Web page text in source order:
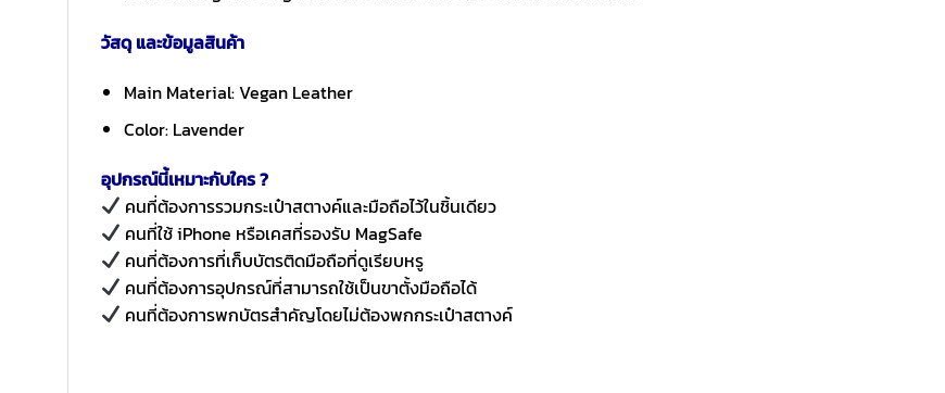
วัสดุ และข้อมูลสินค้า
Main Material: Vegan Leather
Color: Lavender
อุปกรณ์นี้เหมาะกับใคร ?
คนที่ต้องการรวมกระเป๋าสตางค์และมือถือไว้ในชิ้นเดียว
คนที่ใช้ iPhone หรือเคสที่รองรับ MagSafe
คนที่ต้องการที่เก็บบัตรติดมือถือที่ดูเรียบหรู
คนที่ต้องการอุปกรณ์ที่สามารถใช้เป็นขาตั้งมือถือได้
คนที่ต้องการพกบัตรสำคัญโดยไม่ต้องพกกระเป๋าสตางค์